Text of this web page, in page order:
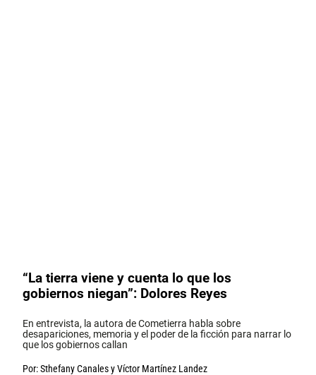
“La tierra viene y cuenta lo que los
gobiernos niegan”: Dolores Reyes
En entrevista, la autora de Cometierra habla sobre
desapariciones, memoria y el poder de la ficción para narrar lo
que los gobiernos callan
Por:Sthefany CanalesyVíctor Martínez Landez